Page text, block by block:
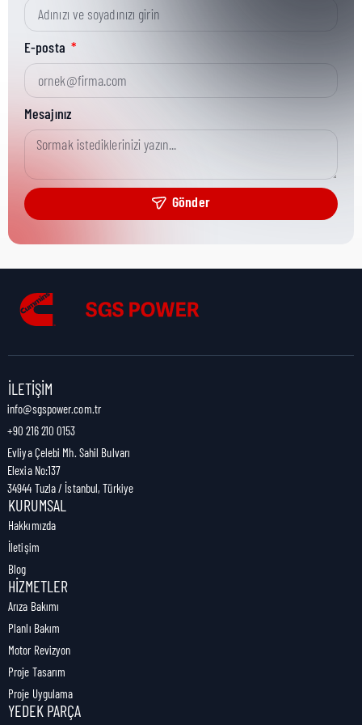
Kısa Parça No:
Ürün Grubu:
Ürün Kategorisi:
Nakliye Yüksekliği:
Nakliye Uzunluğu:
Nakliye Ağırlığı:
E-posta
Mesajınız
Gönder
İLETIŞIM
info@sgspower.com.tr
+90 216 210 0153
Evliya Çelebi Mh. Sahil Bulvarı
Elexia No:137
34944 Tuzla / İstanbul, Türkiye
KURUMSAL
Hakkımızda
İletişim
Blog
HIZMETLER
Arıza Bakımı
Planlı Bakım
Motor Revizyon
Proje Tasarım
Proje Uygulama
YEDEK PARÇA